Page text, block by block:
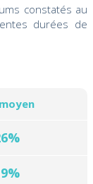
constatés au
durées de